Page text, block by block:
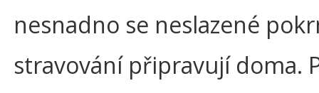
nesnadno se neslazené
stravování připravují doma.